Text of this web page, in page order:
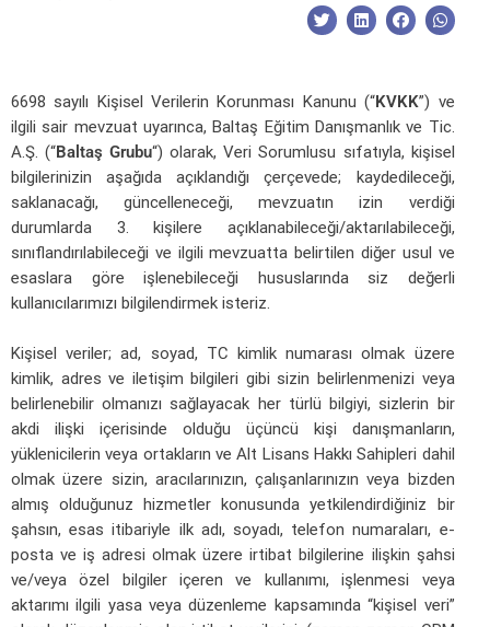
6698 sayılı Kişisel Verilerin Korunması Kanunu (“KVKK”) ve
ilgili sair mevzuat uyarınca, Baltaş Eğitim Danışmanlık ve Tic.
A.Ş. (“Baltaş Grubu“) olarak, Veri Sorumlusu sıfatıyla, kişisel
bilgilerinizin aşağıda açıklandığı çerçevede; kaydedileceği,
saklanacağı, güncelleneceği, mevzuatın izin verdiği
durumlarda 3. kişilere açıklanabileceği/aktarılabileceği,
sınıflandırılabileceği ve ilgili mevzuatta belirtilen diğer usul ve
esaslara göre işlenebileceği hususlarında siz değerli
kullanıcılarımızı bilgilendirmek isteriz.
Kişisel veriler; ad, soyad, TC kimlik numarası olmak üzere
kimlik, adres ve iletişim bilgileri gibi sizin belirlenmenizi veya
belirlenebilir olmanızı sağlayacak her türlü bilgiyi, sizlerin bir
akdi ilişki içerisinde olduğu üçüncü kişi danışmanların,
yüklenicilerin veya ortakların ve Alt Lisans Hakkı Sahipleri dahil
olmak üzere sizin, aracılarınızın, çalışanlarınızın veya bizden
almış olduğunuz hizmetler konusunda yetkilendirdiğiniz bir
şahsın, esas itibariyle ilk adı, soyadı, telefon numaraları, e-
posta ve iş adresi olmak üzere irtibat bilgilerine ilişkin şahsi
ve/veya özel bilgiler içeren ve kullanımı, işlenmesi veya
aktarımı ilgili yasa veya düzenleme kapsamında “kişisel veri”